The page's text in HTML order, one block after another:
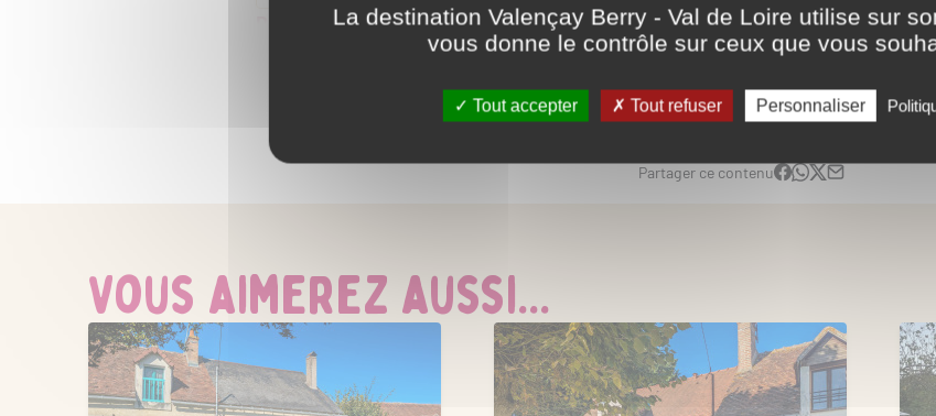
Descriptif habitation
Partager ce contenu
Vous aimerez aussi...
La destination Valençay Berry - Val de Loire utilise sur
vous donne le contrôle sur ceux que vous
Tout accepter Tout refuser Personnaliser